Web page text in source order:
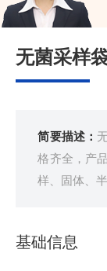
无菌采样
简要描述：
格齐全，产
样、固体、
基础信息